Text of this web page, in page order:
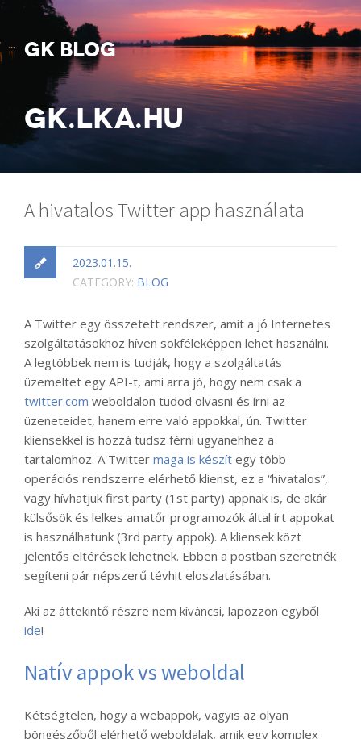
GK BLOG
GK.LKA.HU
A hivatalos Twitter app használata
2023.01.15.
CATEGORY: BLOG
A Twitter egy összetett rendszer, amit a jó Internetes
szolgáltatásokhoz híven sokféleképpen lehet használni.
A legtöbbek nem is tudják, hogy a szolgáltatás
üzemeltet egy API-t, ami arra jó, hogy nem csak a
twitter.com weboldalon tudod olvasni és írni az
üzeneteidet, hanem erre való appokkal, ún. Twitter
kliensekkel is hozzá tudsz férni ugyanehhez a
tartalomhoz. A Twitter maga is készít egy több
operációs rendszerre elérhető klienst, ez a “hivatalos”,
vagy hívhatjuk first party (1st party) appnak is, de akár
külsősök és lelkes amatőr programozók által írt appokat
is használhatunk (3rd party appok). A kliensek közt
jelentős eltérések lehetnek. Ebben a postban szeretnék
segíteni pár népszerű tévhit eloszlatásában.
Aki az áttekintő részre nem kíváncsi, lapozzon egyből
ide!
Natív appok vs weboldal
Kétségtelen, hogy a webappok, vagyis az olyan
böngészőből elérhető weboldalak, amik egy komplex